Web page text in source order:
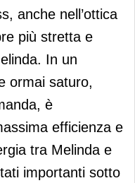
anche nell’ottica
più stretta e
In un
ormai saturo,
è
efficienza e
tra Melinda e
importanti sotto